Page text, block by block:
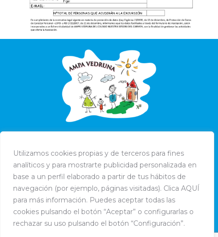
Utilizamos cookies propias y de terceros para fines
analíticos y para mostrarte publicidad personalizada en
base a un perfil elaborado a partir de tus hábitos de
navegación (por ejemplo, páginas visitadas). Clica AQUÍ
para más información. Puedes aceptar todas las
cookies pulsando el botón “Aceptar” o configurarlas o
rechazar su uso pulsando el botón “Configuración”.